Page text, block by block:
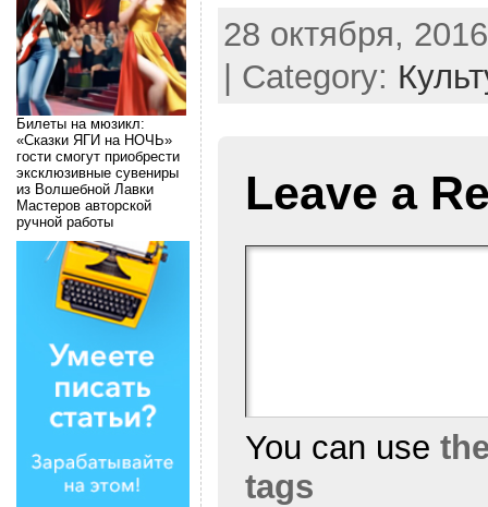
Билеты на мюзикл:
«Сказки ЯГИ на НОЧЬ»
гости смогут приобрести
эксклюзивные сувениры
из Волшебной Лавки
Мастеров авторской
ручной работы
28 октября,
| Category:
Leave a
You can use
tags